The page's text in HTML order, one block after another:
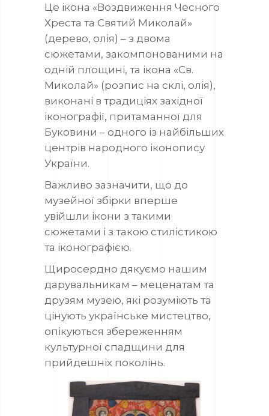
Це ікона «Воздвиження Чесного
Хреста та Святий Миколай»
(дерево, олія) – з двома
сюжетами, закомпонованими на
одній площині, та ікона «Св.
Миколай» (розпис на склі, олія),
виконані в традиціях західної
іконографії, притаманної для
Буковини – одного із найбільших
центрів народного іконопису
України.
Важливо зазначити, що до
музейної збірки вперше
увійшли ікони з такими
сюжетами і з такою стилістикою
та іконографією.
Щиросердно дякуємо нашим
дарувальникам – меценатам та
друзям музею, які розуміють та
цінують українське мистецтво,
опікуються збереженням
культурної спадщини для
прийдешніх поколінь.